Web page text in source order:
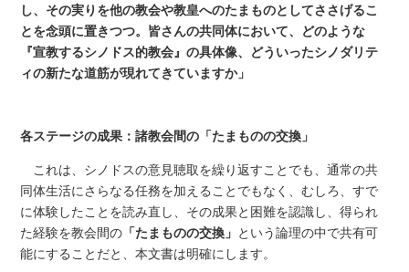
し、その実りを他の教会や教皇へのたまものとしてささげるこ
とを念頭に置きつつ。皆さんの共同体において、どのような
『宣教するシノドス的教会』の具体像、どういったシノダリテ
ィの新たな道筋が現れてきていますか」
各ステージの成果：諸教会間の「たまものの交換」
これは、シノドスの意見聴取を繰り返すことでも、通常の共
同体生活にさらなる任務を加えることでもなく、むしろ、すで
に体験したことを読み直し、その成果と困難を認識し、得られ
た経験を教会間の 「たまものの交換」 という論理の中で共有可
能にすることだと、本文書は明確にします。